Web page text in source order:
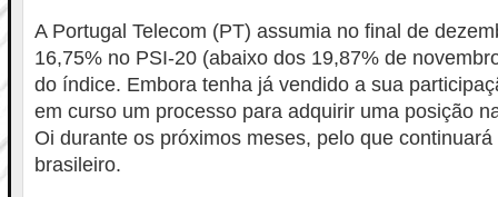
A Portugal Telecom (PT) assumia no final de
16,75% no PSI-20 (abaixo dos 19,87% de
do índice. Embora tenha já vendido a sua
em curso um processo para adquirir uma posição
Oi durante os próximos meses, pelo que
brasileiro.